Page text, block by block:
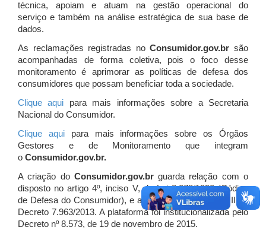
técnica, apoiam e atuam na gestão operacional do
serviço e também na análise estratégica de sua base de
dados.
As reclamações registradas noConsumidor.gov.br são
acompanhadas de forma coletiva, pois o foco desse
monitoramento é aprimorar as políticas de defesa dos
consumidores que possam beneficiar toda a sociedade.
Clique aqui para mais informações sobre a Secretaria
Nacional do Consumidor.
Clique aquipara mais informações sobre os Órgãos
Gestores e de Monitoramento que integram
o Consumidor.gov.br.
A criação do Consumidor.gov.brguarda relação com o
disposto no artigo 4º, inciso V, da Lei 8.078/1990 (Código
de Defesa do Consumidor), e artigo 7º, incisos I, II e III do
Decreto 7.963/2013. A plataforma foi institucionalizada pelo
Decreto nº 8.573, de 19 de novembro de 2015.